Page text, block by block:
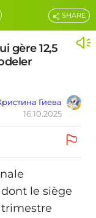
gère 12,5
Гиева
16.10.2025
SHARE
le siège